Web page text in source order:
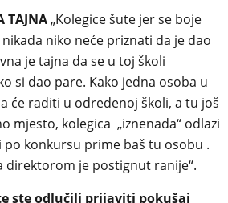
TAJNA„Kolegice šute jer se boje
niko neće priznati da je dao
je tajna da se u toj školi
si dao pare. Kako jedna osoba u
će raditi u određenoj školi, a tu još
mjesto, kolegica „iznenada“ odlazi
po konkursu prime baš tu osobu .
direktorom je postignut ranije“.
ste odlučili prijaviti pokušaj